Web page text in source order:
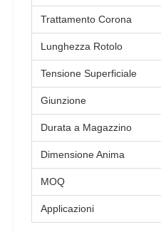
Trattamento Corona
Lunghezza Rotolo
Tensione Superficiale
Giunzione
Durata a Magazzino
Dimensione Anima
MOQ
Applicazioni